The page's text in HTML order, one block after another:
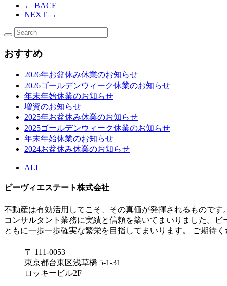
← BACE
NEXT →
おすすめ
2026年お盆休み休業のお知らせ
2026ゴールデンウィーク休業のお知らせ
年末年始休業のお知らせ
増資のお知らせ
2025年お盆休み休業のお知らせ
2025ゴールデンウィーク休業のお知らせ
年末年始休業のお知らせ
2024お盆休み休業のお知らせ
ALL
ビーヴィエステート株式会社
不動産は有効活用してこそ、その真価が発揮されるもので
コンサルタント業務に実績と信頼を築いてまいりました。
ともに一歩一歩確実な繁栄を目指してまいります。 ご期待く
〒 111-0053
東京都台東区浅草橋 5-1-31
ロッキービル2F